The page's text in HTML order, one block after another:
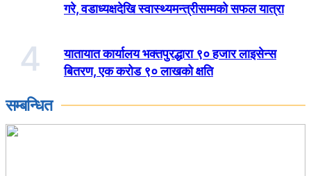
गरे, वडाध्यक्षदेखि स्वास्थ्यमन्त्रीसम्मको सफल यात्रा
4
यातायात कार्यालय भक्तपुरद्धारा ९० हजार लाइसेन्स
बितरण, एक करोड ९० लाखको क्षति
सम्बन्धित